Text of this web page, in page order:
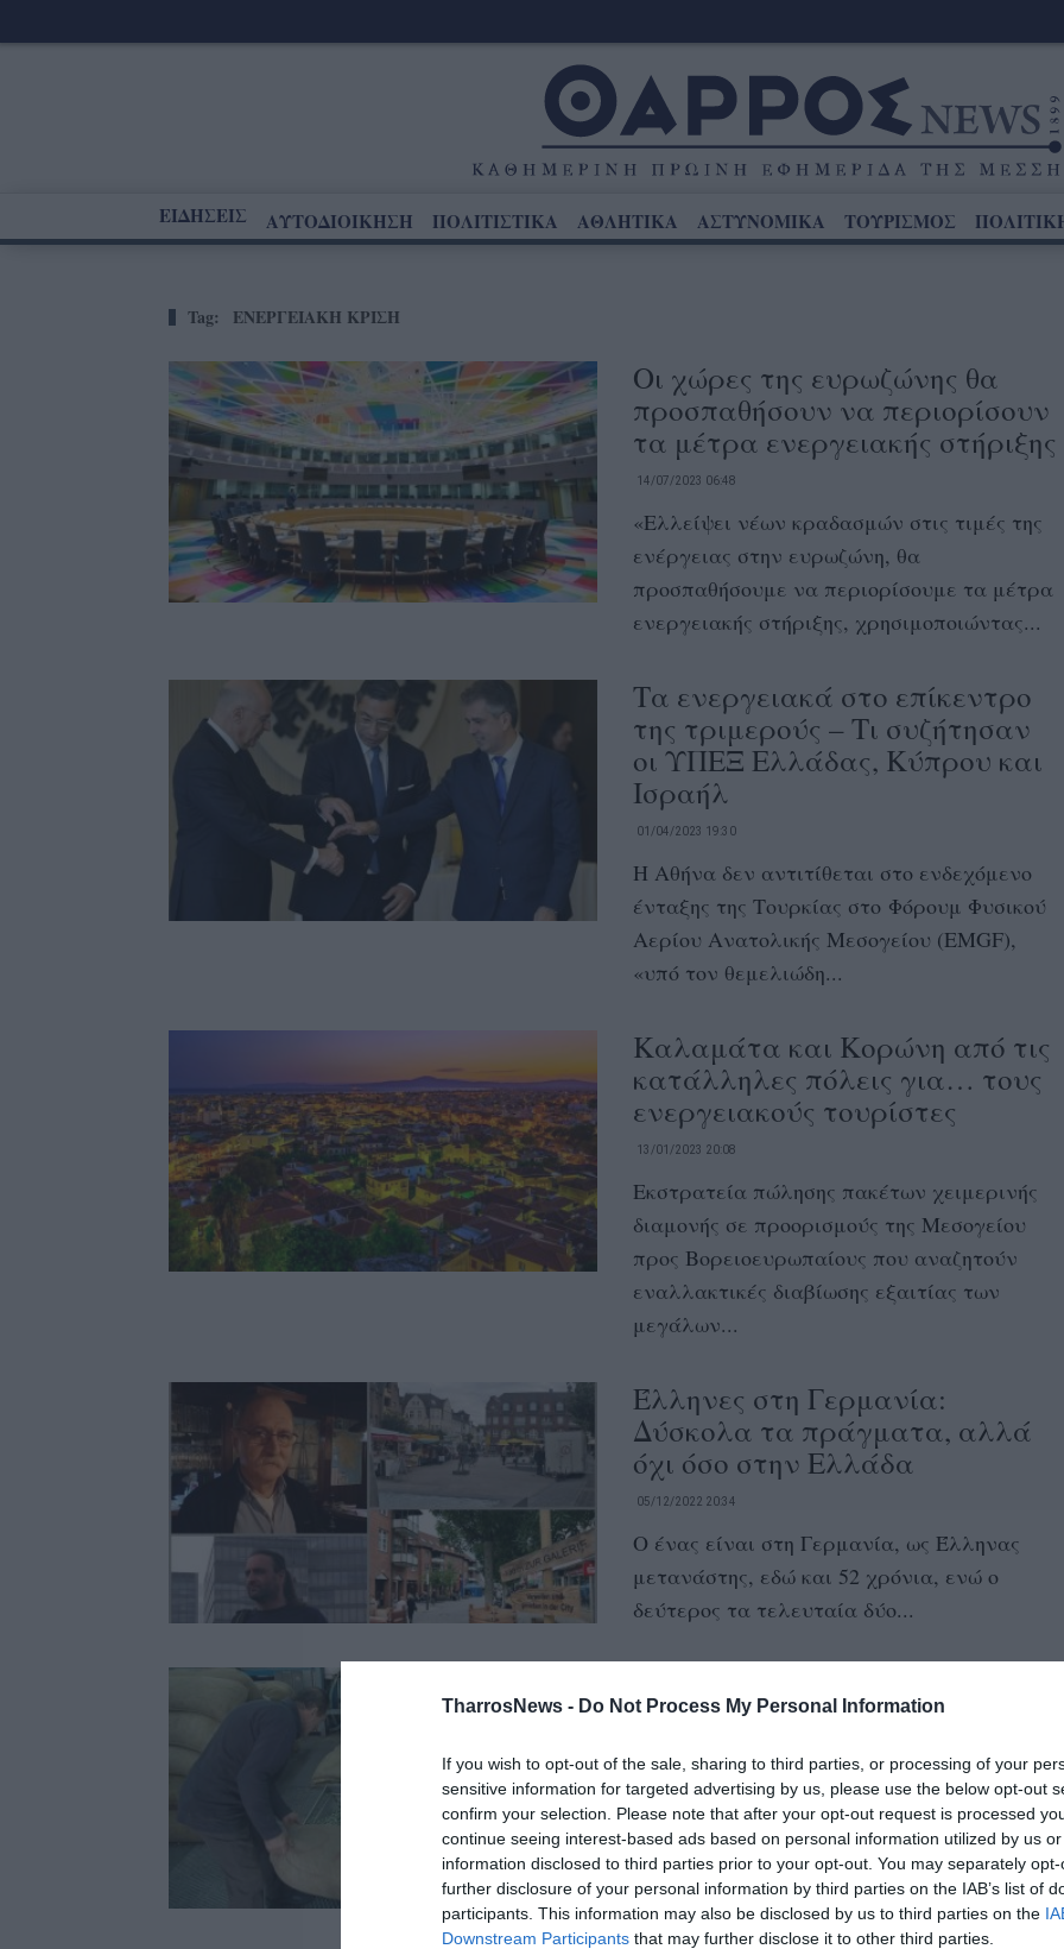
TharrosNews - Do Not Process My Personal Information
If you wish to opt-out of the sale, sharing to third parties, or processing of your
sensitive information for targeted advertising by us, please use the below opt-out
confirm your selection. Please note that after your opt-out request is processed
continue seeing interest-based ads based on personal information utilized by us
information disclosed to third parties prior to your opt-out. You may separately
further disclosure of your personal information by third parties on the IAB’s list of
participants. This information may also be disclosed by us to third parties on the
Downstream Participants that may further disclose it to other third parties.
ΕΙΔΗΣΕΙΣ ΑΥΤΟΔΙΟΙΚΗΣΗ ΠΟΛΙΤΙΣΤΙΚΑ ΑΘΛΗΤΙΚΑ ΑΣΤΥΝΟΜΙΚΑ ΤΟΥΡΙΣΜΟΣ
Tag: ΕΝΕΡΓΕΙΑΚΗ ΚΡΙΣΗ
Οι χώρες της ευρωζώνης θα
προσπαθήσουν να περιορίσουν
τα μέτρα ενεργειακής στήριξης
14/07/2023 06:48
«Ελλείψει νέων κραδασμών στις τιμές της
ενέργειας στην ευρωζώνη, θα
προσπαθήσουμε να περιορίσουμε τα μέτρα
ενεργειακής στήριξης, χρησιμοποιώντας...
Τα ενεργειακά στο επίκεντρο
της τριμερούς – Τι συζήτησαν
οι ΥΠΕΞ Ελλάδας, Κύπρου και
Ισραήλ
01/04/2023 19:30
Η Αθήνα δεν αντιτίθεται στο ενδεχόμενο
ένταξης της Τουρκίας στο Φόρουμ Φυσικού
Αερίου Ανατολικής Μεσογείου (EMGF),
«υπό τον θεμελιώδη...
Καλαμάτα και Κορώνη από τις
κατάλληλες πόλεις για… τους
ενεργειακούς τουρίστες
13/01/2023 20:08
Εκστρατεία πώλησης πακέτων χειμερινής
διαμονής σε προορισμούς της Μεσογείου
προς Βορειοευρωπαίους που αναζητούν
εναλλακτικές διαβίωσης εξαιτίας των
μεγάλων...
Έλληνες στη Γερμανία:
Δύσκολα τα πράγματα, αλλά
όχι όσο στην Ελλάδα
05/12/2022 20:34
Ο ένας είναι στη Γερμανία, ως Έλληνας
μετανάστης, εδώ και 52 χρόνια, ενώ ο
δεύτερος τα τελευταία δύο...
ενεργειακού κόστους των
ελαιοτριβείων ζητά ο
περιφερειάρχης Πελοποννήσου
21/10/2022 17:00
«Την άμεση λήψη μέτρων εκ μέρους της
Πολιτείας για τη μείωση του ενεργειακού
κόστους των ελαιοτριβείων και την...